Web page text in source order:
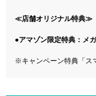
≪店舗オリジナル特典≫
●アマゾン限定特典：メ
※キャンペーン特典「ス